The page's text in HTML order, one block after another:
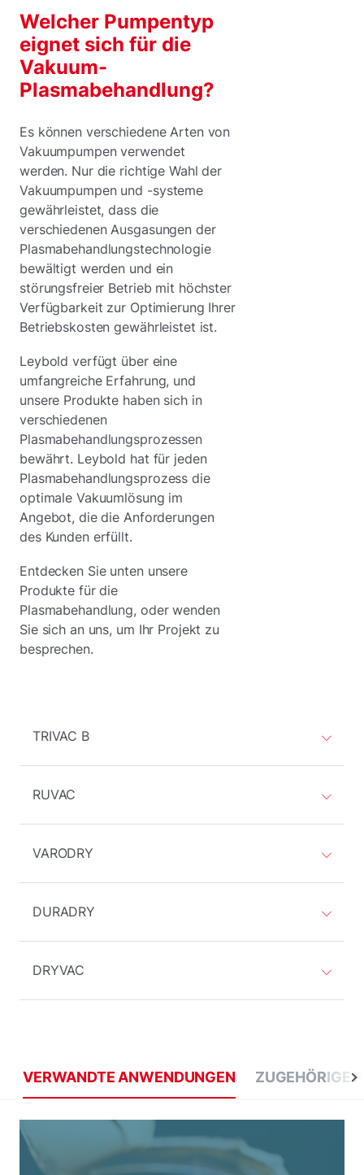
Welcher Pumpentyp
eignet sich für die
Vakuum-
Plasmabehandlung?
Es können verschiedene Arten von
Vakuumpumpen verwendet
werden. Nur die richtige Wahl der
Vakuumpumpen und -systeme
gewährleistet, dass die
verschiedenen Ausgasungen der
Plasmabehandlungstechnologie
bewältigt werden und ein
störungsfreier Betrieb mit höchster
Verfügbarkeit zur Optimierung Ihrer
Betriebskosten gewährleistet ist.
Leybold verfügt über eine
umfangreiche Erfahrung, und
unsere Produkte haben sich in
verschiedenen
Plasmabehandlungsprozessen
bewährt. Leybold hat für jeden
Plasmabehandlungsprozess die
optimale Vakuumlösung im
Angebot, die die Anforderungen
des Kunden erfüllt.
Entdecken Sie unten unsere
Produkte für die
Plasmabehandlung, oder wenden
Sie sich an uns, um Ihr Projekt zu
besprechen.
TRIVAC B
RUVAC
VARODRY
DURADRY
DRYVAC
VERWANDTE ANWENDUNGEN ZUGEHÖRIGE